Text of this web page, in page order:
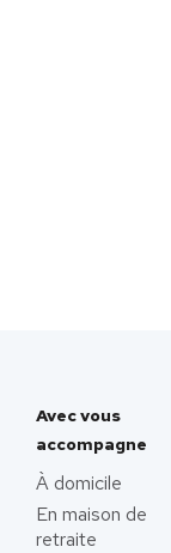
Avec vous
accompagne
À domicile
En maison de
retraite